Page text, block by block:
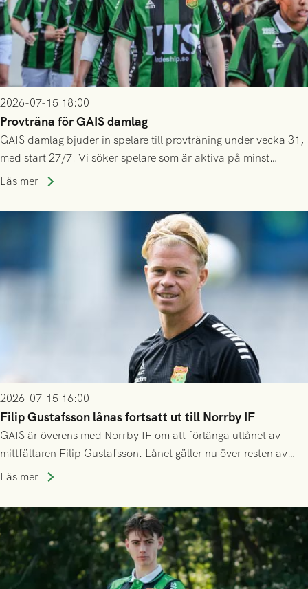
2026-07-15 18:00
Provträna för GAIS damlag
GAIS damlag bjuder in spelare till provträning under vecka 31,
med start 27/7! Vi söker spelare som är aktiva på minst
division 3-nivå.
Läs mer
2026-07-15 16:00
Filip Gustafsson lånas fortsatt ut till Norrby IF
GAIS är överens med Norrby IF om att förlänga utlånet av
mittfältaren Filip Gustafsson. Lånet gäller nu över resten av
säsongen 2026.
Läs mer